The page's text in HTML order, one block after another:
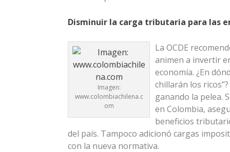
Disminuir la carga tributaria para las
Imagen:
www.colombiachilena.c
om
La OCDE
animen a invertir
economía. ¿En
chillarán los
ganando la pelea.
en Colombia,
beneficios
del país. Tampoco adicionó cargas
con la nueva normativa.